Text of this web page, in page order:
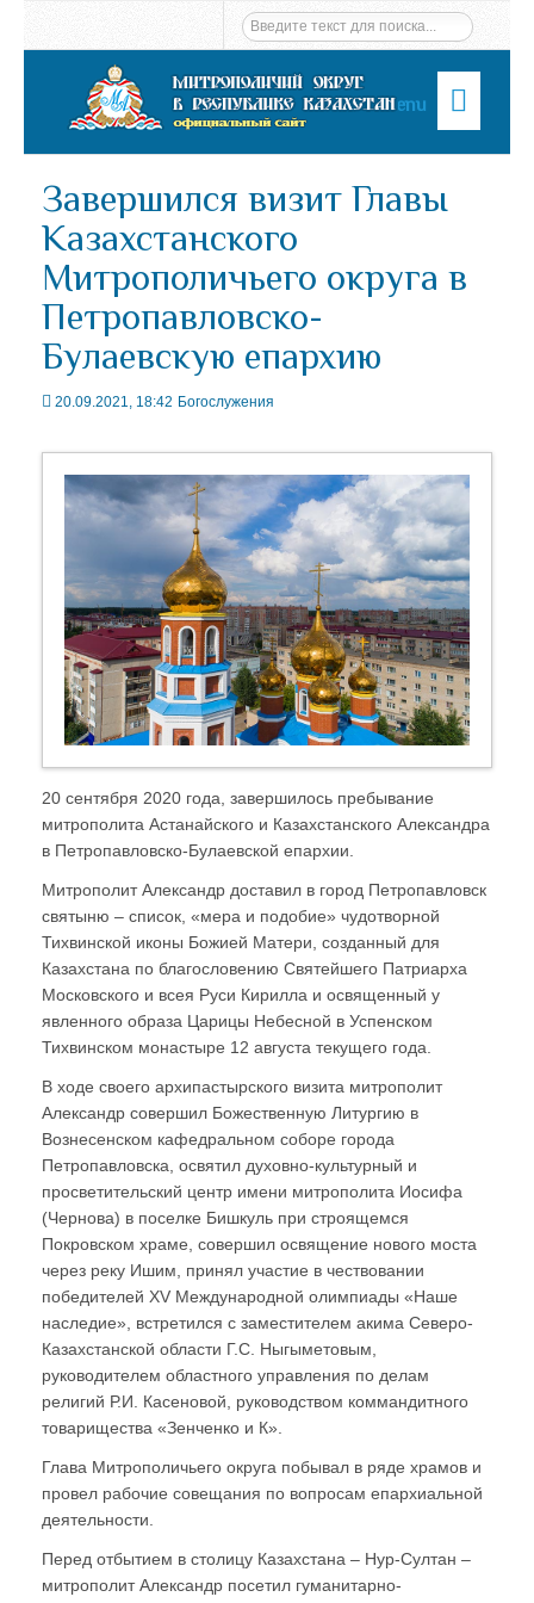
Menu
Завершился визит Главы
Казахстанского
Митрополичьего округа в
Петропавловско-
Булаевскую епархию
20.09.2021, 18:42 Богослужения
20 сентября 2020 года, завершилось пребывание
митрополита Астанайского и Казахстанского Александра
в Петропавловско-Булаевской епархии.
Митрополит Александр доставил в город Петропавловск
святыню – список, «мера и подобие» чудотворной
Тихвинской иконы Божией Матери, созданный для
Казахстана по благословению Святейшего Патриарха
Московского и всея Руси Кирилла и освященный у
явленного образа Царицы Небесной в Успенском
Тихвинском монастыре 12 августа текущего года.
В ходе своего архипастырского визита митрополит
Александр совершил Божественную Литургию в
Вознесенском кафедральном соборе города
Петропавловска, освятил духовно-культурный и
просветительский центр имени митрополита Иосифа
(Чернова) в поселке Бишкуль при строящемся
Покровском храме, совершил освящение нового моста
через реку Ишим, принял участие в чествовании
победителей XV Международной олимпиады «Наше
наследие», встретился с заместителем акима Северо-
Казахстанской области Г.С. Ныгыметовым,
руководителем областного управления по делам
религий Р.И. Касеновой, руководством коммандитного
товарищества «Зенченко и К».
Глава Митрополичьего округа побывал в ряде храмов и
провел рабочие совещания по вопросам епархиальной
деятельности.
Перед отбытием в столицу Казахстана – Нур-Султан –
митрополит Александр посетил гуманитарно-